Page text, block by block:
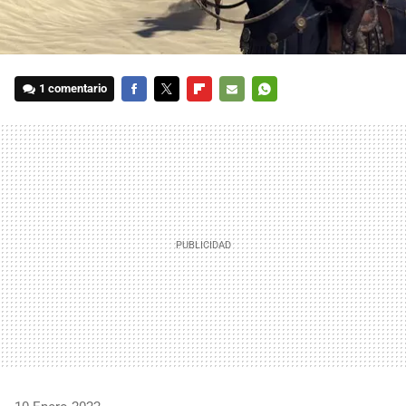
1 comentario
MAIL